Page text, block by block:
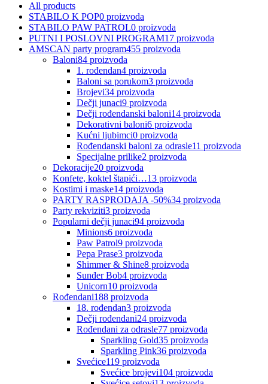
All products
STABILO K POP0 proizvoda
STABILO PAW PATROL0 proizvoda
PUTNI I POSLOVNI PROGRAM17 proizvoda
AMSCAN party program455 proizvoda
Baloni84 proizvoda
1. rođendan4 proizvoda
Baloni sa porukom3 proizvoda
Brojevi34 proizvoda
Dečji junaci9 proizvoda
Dečji rođendanski baloni14 proizvoda
Dekorativni baloni6 proizvoda
Kućni ljubimci0 proizvoda
Rođendanski baloni za odrasle11 proizvoda
Specijalne prilike2 proizvoda
Dekoracije20 proizvoda
Konfete, koktel štapići…13 proizvoda
Kostimi i maske14 proizvoda
PARTY RASPRODAJA -50%34 proizvoda
Party rekviziti3 proizvoda
Popularni dečji junaci94 proizvoda
Minions6 proizvoda
Paw Patrol9 proizvoda
Pepa Prase3 proizvoda
Shimmer & Shine8 proizvoda
Sunđer Bob4 proizvoda
Unicorn10 proizvoda
Rođendani188 proizvoda
18. rođendan3 proizvoda
Dečji rođendani24 proizvoda
Rođendani za odrasle77 proizvoda
Sparkling Gold35 proizvoda
Sparkling Pink36 proizvoda
Svećice119 proizvoda
Svećice brojevi104 proizvoda